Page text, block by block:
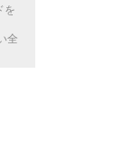
を
全